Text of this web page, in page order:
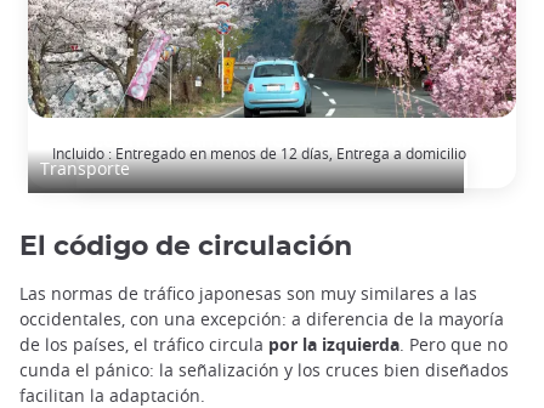
Transporte
Incluido : Entregado en menos de 12 días, Entrega a domicilio
El código de circulación
Las normas de tráfico japonesas son muy similares a las
occidentales, con una excepción: a diferencia de la mayoría
de los países, el tráfico circula por la izquierda . Pero que no
cunda el pánico: la señalización y los cruces bien diseñados
facilitan la adaptación.